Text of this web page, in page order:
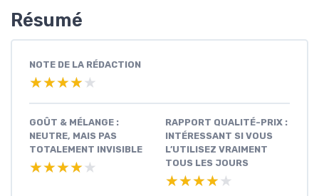
Résumé
NOTE DE LA RÉDACTION
★★★★★
★★★★★
GOÛT & MÉLANGE :
NEUTRE, MAIS PAS
TOTALEMENT INVISIBLE
★★★★★
★★★★★
RAPPORT QUALITÉ-PRIX :
INTÉRESSANT SI VOUS
L’UTILISEZ VRAIMENT
TOUS LES JOURS
★★★★★
★★★★★